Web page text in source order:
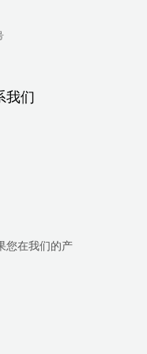
我们
您在我们的产